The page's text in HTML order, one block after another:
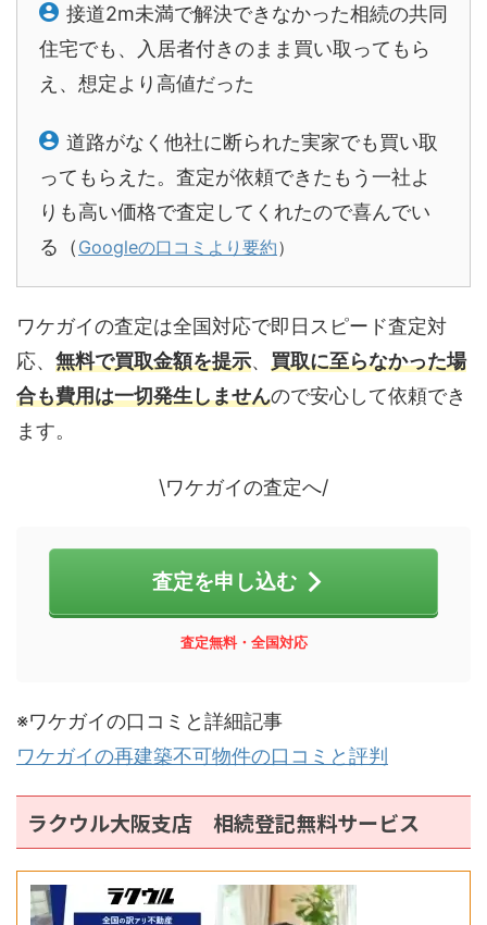
接道2m未満で解決できなかった相続の共同
住宅でも、入居者付きのまま買い取ってもら
え、想定より高値だった
道路がなく他社に断られた実家でも買い取
ってもらえた。査定が依頼できたもう一社よ
りも高い価格で査定してくれたので喜んでい
る（ Googleの口コミより要約）
ワケガイの査定は全国対応で即日スピード査定対
応、 無料で買取金額を提示、 買取に至らなかった場
合も費用は一切発生しませんので安心して依頼でき
ます。
\ワケガイの査定へ/
査定を申し込む
査定無料・全国対応
※ワケガイの口コミと詳細記事
ワケガイの再建築不可物件の口コミと評判
ラクウル大阪支店 相続登記無料サービス